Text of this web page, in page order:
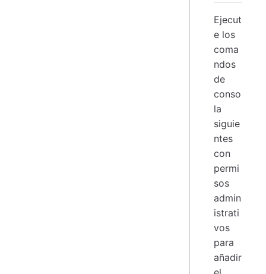
Ejecut
e los
coma
ndos
de
conso
la
siguie
ntes
con
permi
sos
admin
istrati
vos
para
añadir